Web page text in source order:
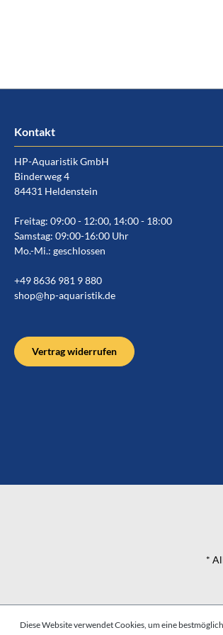
Kontakt
HP-Aquaristik GmbH
Binderweg 4
84431 Heldenstein
Freitag: 09:00 - 12:00, 14:00 - 18:00
Samstag: 09:00-16:00 Uhr
Mo.-Mi.: geschlossen
+49 8636 981 9 880
shop@hp-aquaristik.de
Vertrag widerrufen
*
Diese Website verwendet Cookies, um eine